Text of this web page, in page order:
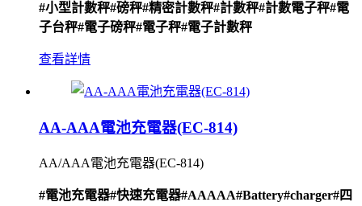
#小型計數秤#磅秤#精密計數秤#計數秤#計數電子秤#電
子台秤#電子磅秤#電子秤#電子計數秤
查看詳情
AA-AAA電池充電器(EC-814)
AA/AAA電池充電器(EC-814)
#電池充電器#快速充電器#AAAAA#Battery#charger#四